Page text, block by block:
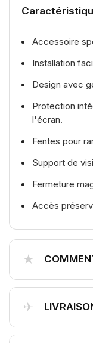
Accessoire
Installation
Design avec
Protection
l'écran.
Fentes pour
Support de
Fermeture
Accès
★
✈